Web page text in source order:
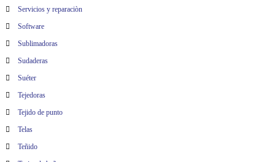
Servicios y reparaciòn
Software
Sublimadoras
Sudaderas
Suéter
Tejedoras
Tejido de punto
Telas
Teñido